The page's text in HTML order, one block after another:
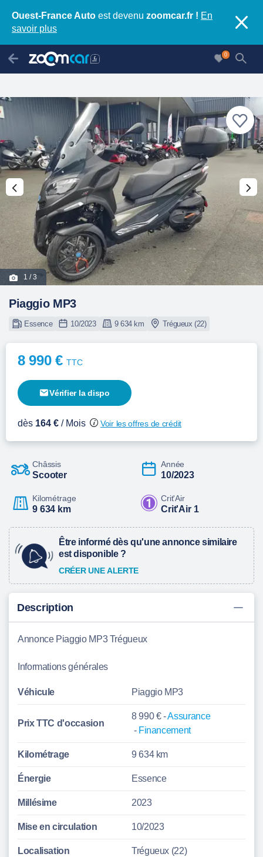
Ouest-France Auto est devenu zoomcar.fr ! En
savoir plus
0
1 / 3
Piaggio MP3
Essence 10/2023 9 634 km Trégueux (22)
8 990 €TTC
Vérifier la dispo
dès 164 € / Mois Voir les offres de crédit
Châssis
Scooter
Année
10/2023
Kilométrage
9 634 km
Crit'Air
Crit'Air 1
Être informé dès qu'une annonce similaire
est disponible ?
CRÉER UNE ALERTE
Description
Annonce Piaggio MP3 Trégueux
Informations générales
Véhicule Piaggio MP3
Prix TTC d'occasion
8 990 € -Assurance
- Financement
Kilométrage 9 634 km
Énergie Essence
Millésime 2023
Mise en circulation 10/2023
Localisation Trégueux (22)